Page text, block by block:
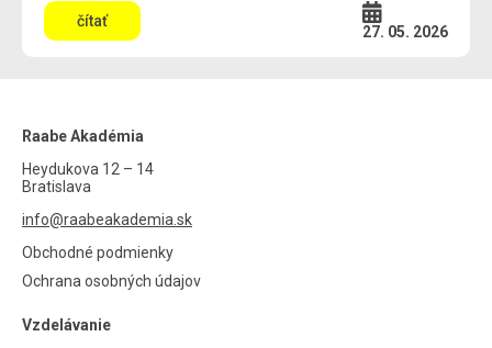
čítať
27. 05. 2026
Raabe Akadémia
Heydukova 12 – 14
Bratislava
info@raabeakademia.sk
Obchodné podmienky
Ochrana osobných údajov
Vzdelávanie